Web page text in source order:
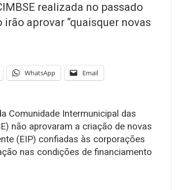
realizada no passado
aprovar “quaisquer novas
WhatsApp Email
Comunidade Intermunicipal das
não aprovaram a criação de novas
(EIP) confiadas às corporações
nas condições de financiamento